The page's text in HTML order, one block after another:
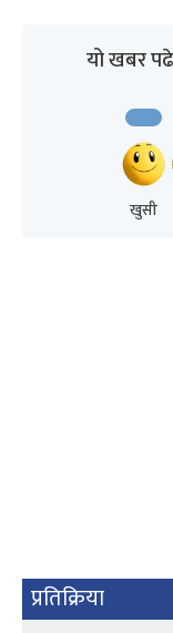
यो खबर
खुसी
प्रतिक्रिया